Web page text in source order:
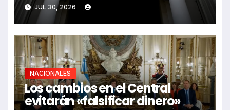
JUL 30, 2026
NACIONALES
Los cambios en el Central
evitarán «falsificar dinero»